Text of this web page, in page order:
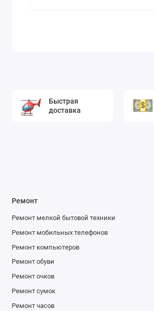
Быстрая
доставка
Ремонт
Ремонт мелкой бытовой техники
Ремонт мобильных телефонов
Ремонт компьютеров
Ремонт обуви
Ремонт очков
Ремонт сумок
Ремонт часов